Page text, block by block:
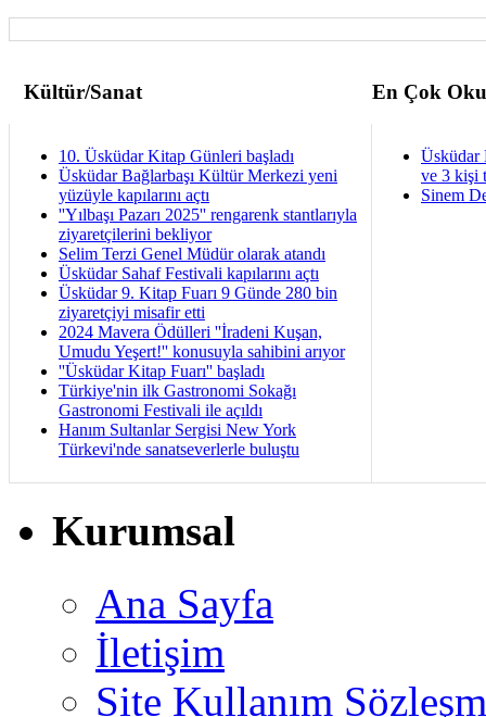
Kültür/Sanat En Çok
10. Üsküdar Kitap Günleri başladı
Üsküdar Bağlarbaşı Kültür Merkezi yeni
yüzüyle kapılarını açtı
''Yılbaşı Pazarı 2025'' rengarenk stantlarıyla
ziyaretçilerini bekliyor
Selim Terzi Genel Müdür olarak atandı
Üsküdar Sahaf Festivali kapılarını açtı
Üsküdar 9. Kitap Fuarı 9 Günde 280 bin
ziyaretçiyi misafir etti
2024 Mavera Ödülleri ''İradeni Kuşan,
Umudu Yeşert!'' konusuyla sahibini arıyor
''Üsküdar Kitap Fuarı'' başladı
Türkiye'nin ilk Gastronomi Sokağı
Gastronomi Festivali ile açıldı
Hanım Sultanlar Sergisi New York
Türkevi'nde sanatseverlerle buluştu
Üsküdar
ve 3 kişi
Sinem
Kurumsal
Ana Sayfa
İletişim
Site Kullanım